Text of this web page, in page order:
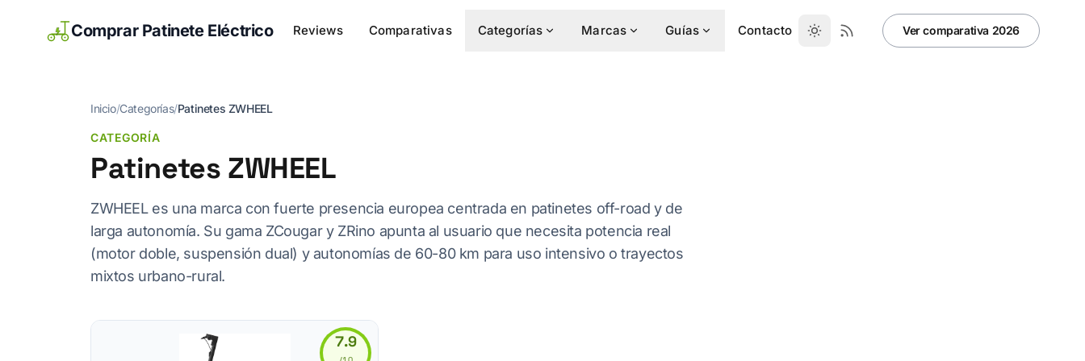
Comprar Patinete Eléctrico Reviews Comparativas Categorías Marcas Guías Contacto Ver comparativa 2026
Inicio/Categorías/Patinetes ZWHEEL
CATEGORÍA
Patinetes ZWHEEL
ZWHEEL es una marca con fuerte presencia europea centrada en patinetes off-road y de
larga autonomía. Su gama ZCougar y ZRino apunta al usuario que necesita potencia real
(motor doble, suspensión dual) y autonomías de 60-80 km para uso intensivo o trayectos
mixtos urbano-rural.
7.9